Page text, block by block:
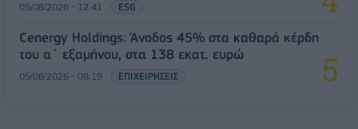
05/08/2026 - 12:41 ESG
Cenergy Holdings: Άνοδος 45% στα καθαρά κέρδη
του α΄ εξαμήνου, στα 138 εκατ. ευρώ
05/08/2026 - 08:19 ΕΠΙΧΕΙΡΗΣΕΙΣ